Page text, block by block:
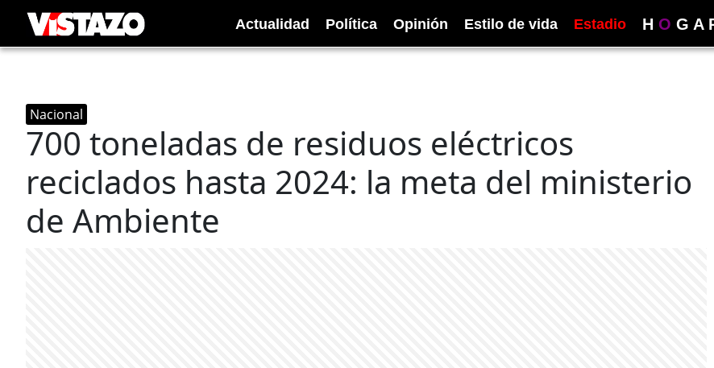
Actualidad Política Opinión Estilo de vida Estadio H O G A
Nacional
700 toneladas de residuos eléctricos
reciclados hasta 2024: la meta del ministerio
de Ambiente